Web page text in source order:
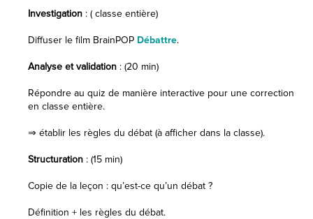
Investigation : ( classe entière)
Diffuser le film BrainPOP Débattre.
Analyse et validation : (20 min)
Répondre au quiz de manière interactive pour une correction
en classe entière.
⇒ établir les règles du débat (à afficher dans la classe).
Structuration : (15 min)
Copie de la leçon : qu’est-ce qu’un débat ?
Définition + les règles du débat.